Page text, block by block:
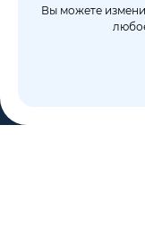
Вы можете